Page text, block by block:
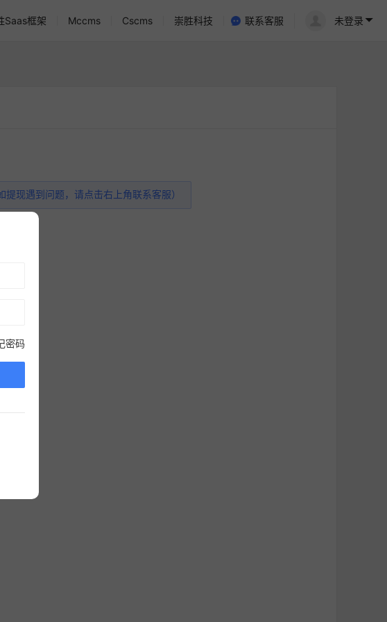
Saas框架 Mccms Cscms 崇胜科技 联系客服 未登录
现遇到问题，请点击右上角联系客服）
密码